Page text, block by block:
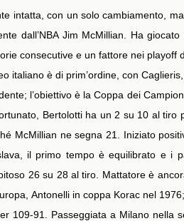
intatta, con un solo cambiamento,
dall’NBA Jim McMillian. Ha
consecutive e un fattore nei
italiano è di prim’ordine, con
l’obiettivo è la Coppa dei
Bertolotti ha un 2 su 10 al
McMillian ne segna 21. Iniziato
il primo tempo è equilibrato e
26 su 28 al tiro. Mattatore è
Antonelli in coppa Korac nel
109-91. Passeggiata a Milano nella